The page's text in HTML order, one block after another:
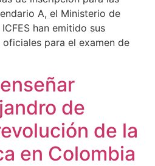
A, el Ministerio de
han emitido sus
para el examen de
de
de la
en Colombia